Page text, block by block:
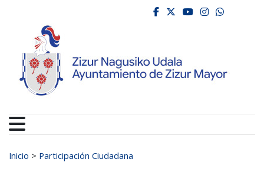
Ayuntamiento de
facebook
twitter
youtube
Buscar:
Inicio > Participación Ciudadana